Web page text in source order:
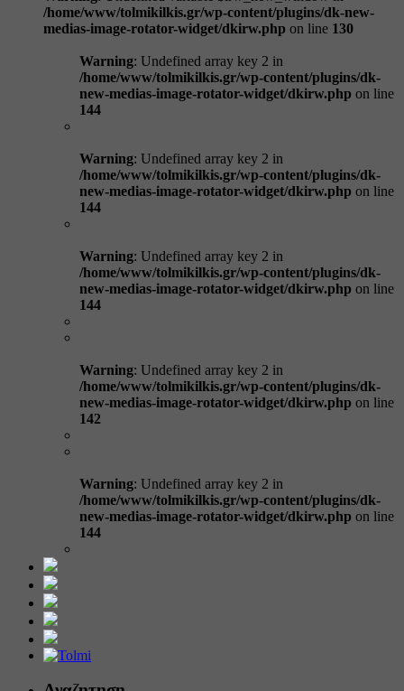
/home/www/tolmikilkis.gr/wp-content/plugins/dk-new-
medias-image-rotator-widget/dkirw.php on line 130
Warning: Undefined array key 2 in
/home/www/tolmikilkis.gr/wp-content/plugins/dk-
new-medias-image-rotator-widget/dkirw.php on line
144
Warning: Undefined array key 2 in
/home/www/tolmikilkis.gr/wp-content/plugins/dk-
new-medias-image-rotator-widget/dkirw.php on line
144
Warning: Undefined array key 2 in
/home/www/tolmikilkis.gr/wp-content/plugins/dk-
new-medias-image-rotator-widget/dkirw.php on line
144
Warning: Undefined array key 2 in
/home/www/tolmikilkis.gr/wp-content/plugins/dk-
new-medias-image-rotator-widget/dkirw.php on line
142
Warning: Undefined array key 2 in
/home/www/tolmikilkis.gr/wp-content/plugins/dk-
new-medias-image-rotator-widget/dkirw.php on line
144